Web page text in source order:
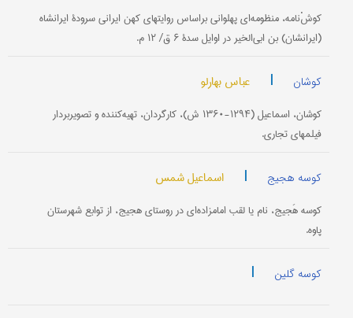
کوشْ‌نامه، منظومه‌ای پهلوانی براساس روایتهای کهن ایرانی سرودۀ ایرانشاه
(ایرانشان) بن ابی‌الخیر در اوایل سدۀ ۶ ق/ ۱۲ م.
کوشان | عباس بهارلو
کوشان، اسماعیل (۱۲۹۴-۱۳۶۰ ش)، کارگردان، تهیه‌کننده و تصویربردار
فیلمهای تجاری.
کوسه هجیج | اسماعیل شمس
کوسه هَجیج، نام یا لقب امامزاده‌ای در روستای هجیج، از توابع شهرستان
پاوه.
کوسه گلین |